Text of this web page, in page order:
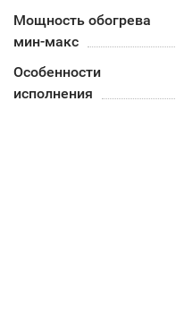
Мощность обогрева
мин-макс
Особенности
исполнения